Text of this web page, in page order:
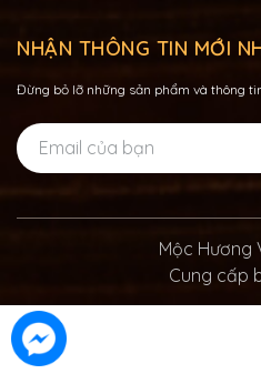
NHẬN THÔNG TIN MỚI
Đừng bỏ lỡ những sản phẩm và thông
Mộc Hương
Cung cấp